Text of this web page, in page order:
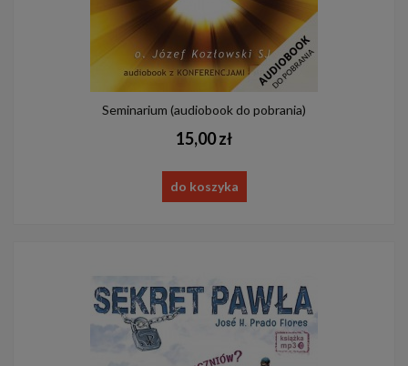
Seminarium (audiobook do pobrania)
15,00 zł
do koszyka